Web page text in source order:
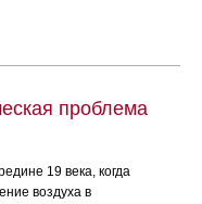
проблема
19 века, когда
воздуха в